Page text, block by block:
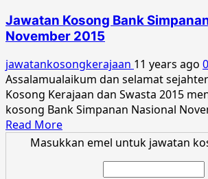
Jawatan Kosong Bank
November 2015
jawatankosongkerajaan 11 years ago 0
Assalamualaikum dan selamat
Kosong Kerajaan dan Swasta 2015
kosong Bank Simpanan Nasional
Read MoreRead
more
Masukkan emel untuk jawatan